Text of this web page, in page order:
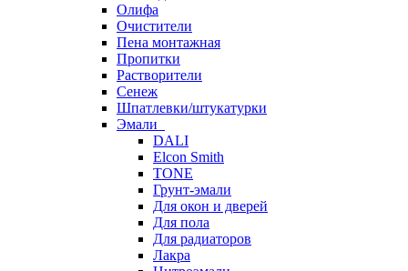
Олифа
Очистители
Пена монтажная
Пропитки
Растворители
Сенеж
Шпатлевки/штукатурки
Эмали
DALI
Elcon Smith
TONE
Грунт-эмали
Для окон и дверей
Для пола
Для радиаторов
Лакра